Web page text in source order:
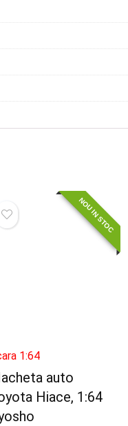
NOU IN STOC
1:64
auto
Hiace, 1:64